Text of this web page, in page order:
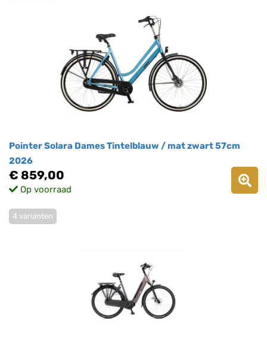
Pointer Solara Dames Tintelblauw / mat zwart 57cm
2026
€ 859,00
Op voorraad
4 varianten